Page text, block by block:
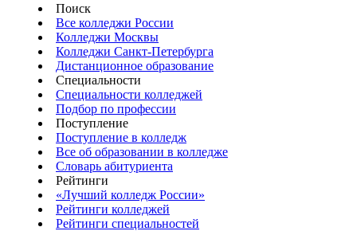
Поиск
Все колледжи России
Колледжи Москвы
Колледжи Санкт-Петербурга
Дистанционное образование
Специальности
Специальности колледжей
Подбор по профессии
Поступление
Поступление в колледж
Все об образовании в колледже
Словарь абитуриента
Рейтинги
«Лучший колледж России»
Рейтинги колледжей
Рейтинги специальностей